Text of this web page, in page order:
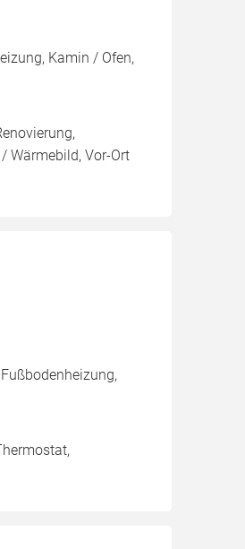
Kamin / Ofen,
Wärmebild, Vor-Ort